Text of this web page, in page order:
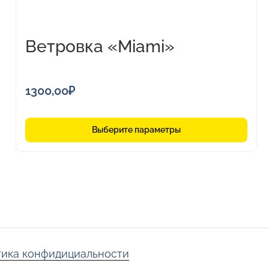
Ветровка «Miami»
1300,00₽
Выберите параметры
конфидициальности